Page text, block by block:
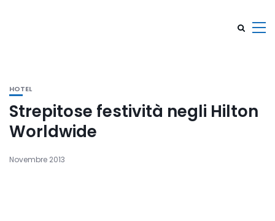
HOTEL
Strepitose festività negli Hilton
Worldwide
Novembre 2013